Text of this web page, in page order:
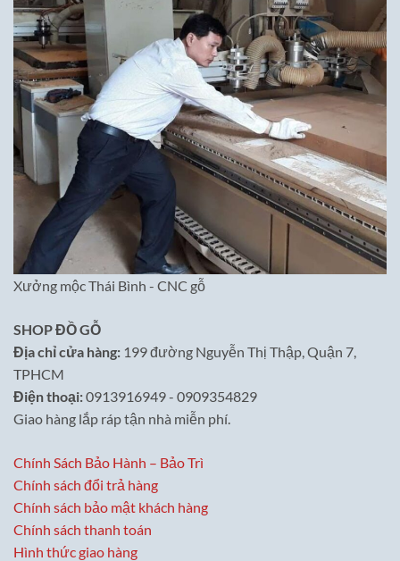
Xưởng mộc Thái Bình - CNC gỗ
SHOP ĐỒ GỖ
Địa chỉ cửa hàng: 199 đường Nguyễn Thị Thập, Quận 7,
TPHCM
Điện thoại:0913916949 - 0909354829
Giao hàng lắp ráp tận nhà miễn phí.
Chính Sách Bảo Hành – Bảo Trì
Chính sách đổi trả hàng
Chính sách bảo mật khách hàng
Chính sách thanh toán
Hình thức giao hàng